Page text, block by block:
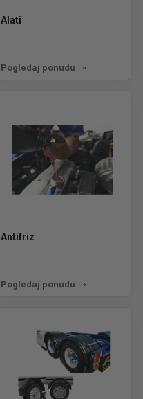
Alati
Pogledaj ponudu
Antifriz
Pogledaj ponudu